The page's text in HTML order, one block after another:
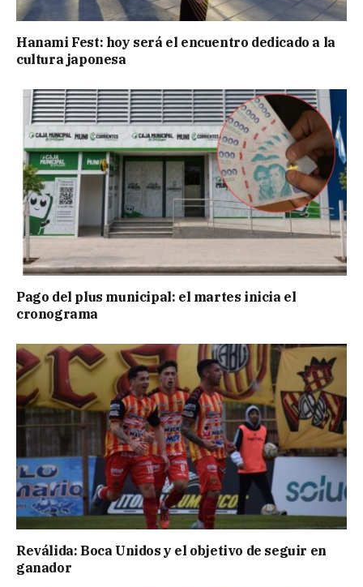
Hanami Fest: hoy será el encuentro dedicado a la
cultura japonesa
Pago del plus municipal: el martes inicia el
cronograma
Reválida: Boca Unidos y el objetivo de seguir en
ganador